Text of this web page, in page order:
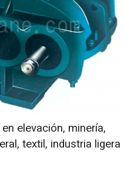
elevación, minería,
textil, industria ligera